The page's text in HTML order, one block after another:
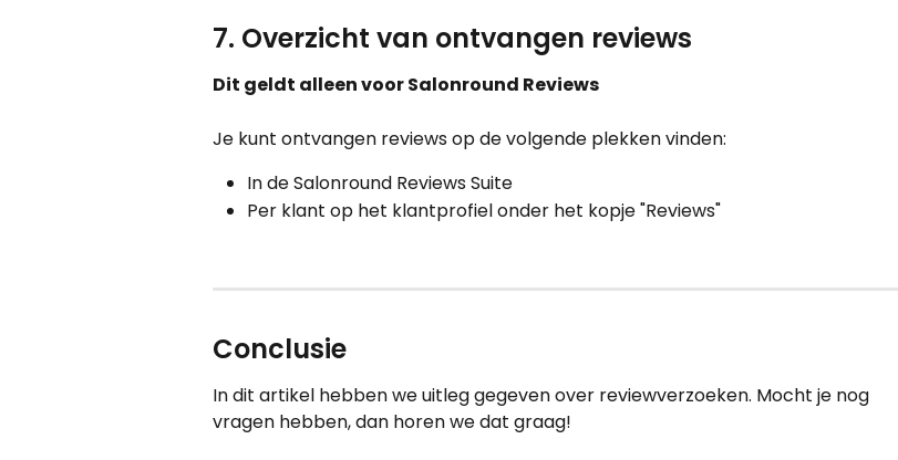
7. Overzicht van ontvangen reviews
Dit geldt alleen voor Salonround Reviews
Je kunt ontvangen reviews op de volgende plekken vinden:
In de Salonround Reviews Suite
Per klant op het klantprofiel onder het kopje "Reviews"
Conclusie
In dit artikel hebben we uitleg gegeven over reviewverzoeken. Mocht je nog
vragen hebben, dan horen we dat graag!